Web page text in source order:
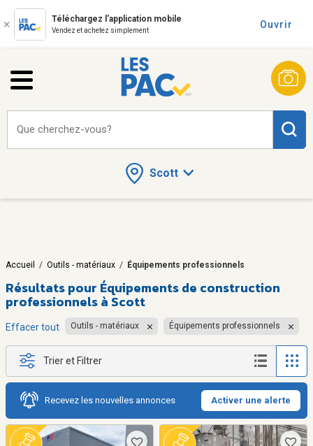
Téléchargez l'application mobile
Vendez et achetez simplement
Ouvrir
Scott
Que cherchez-vous?
Accueil / Outils - matériaux / Équipements professionnels
Résultats pour Équipements de construction
professionnels à Scott
Effacer tout Outils - matériaux Équipements professionnels
Trier et Filtrer
Recevez les nouvelles annonces Activer une alerte